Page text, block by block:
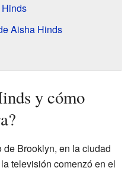
Aisha Hinds
y cómo
Brooklyn, en la ciudad
televisión comenzó en el